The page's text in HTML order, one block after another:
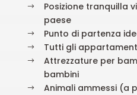
$
Posizione tranquilla
paese
$ Punto di partenza
$ Tutti gli
$
Attrezzature per
bambini
$ Animali ammessi (a